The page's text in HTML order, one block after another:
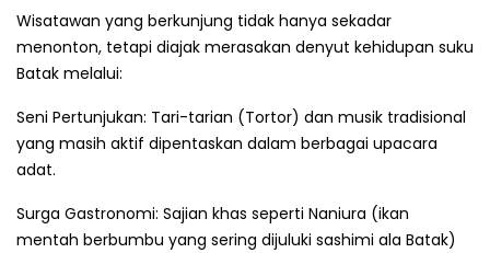
Wisatawan yang berkunjung tidak hanya sekadar
menonton, tetapi diajak merasakan denyut kehidupan suku
Batak melalui:
Seni Pertunjukan: Tari-tarian (Tortor) dan musik tradisional
yang masih aktif dipentaskan dalam berbagai upacara
adat.
Surga Gastronomi: Sajian khas seperti Naniura (ikan
mentah berbumbu yang sering dijuluki sashimi ala Batak)